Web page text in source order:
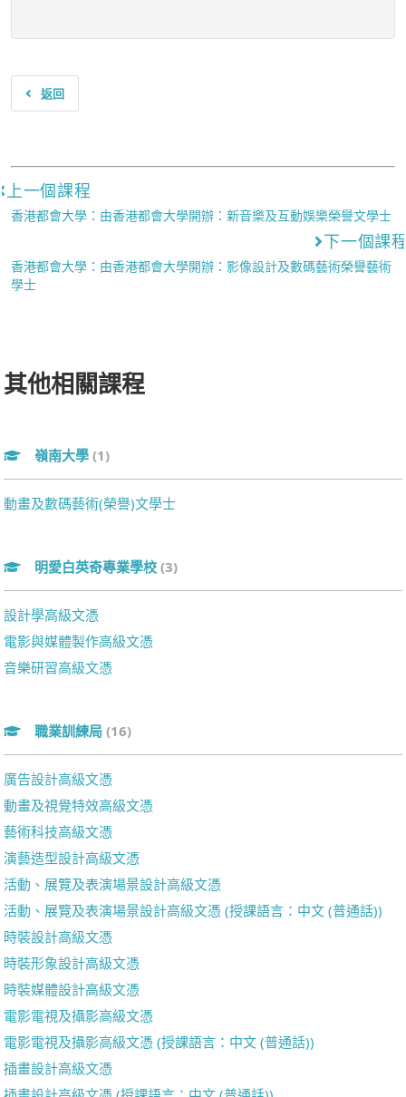
返回
上一個課程
香港都會大學：由香港都會大學開辦：新音樂及互動娛樂榮譽文學士
下一個課
香港都會大學：由香港都會大學開辦：影像設計及數碼藝術榮譽藝術
學士
其他相關課程
嶺南大學 (1)
動畫及數碼藝術(榮譽)文學士
明愛白英奇專業學校 (3)
設計學高級文憑
電影與媒體製作高級文憑
音樂研習高級文憑
職業訓練局 (16)
廣告設計高級文憑
動畫及視覺特效高級文憑
藝術科技高級文憑
演藝造型設計高級文憑
活動、展覽及表演場景設計高級文憑
活動、展覽及表演場景設計高級文憑 (授課語言：中文 (普通話))
時裝設計高級文憑
時裝形象設計高級文憑
時裝媒體設計高級文憑
電影電視及攝影高級文憑
電影電視及攝影高級文憑 (授課語言：中文 (普通話))
插畫設計高級文憑